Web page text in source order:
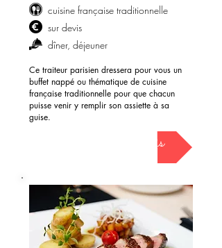
cuisine française traditionnelle
sur devis
dîner, déjeuner
Ce traiteur parisien dressera pour vous un
buffet nappé ou thématique de cuisine
française traditionnelle pour que chacun
puisse venir y remplir son assiette à sa
guise.
demander mon devis